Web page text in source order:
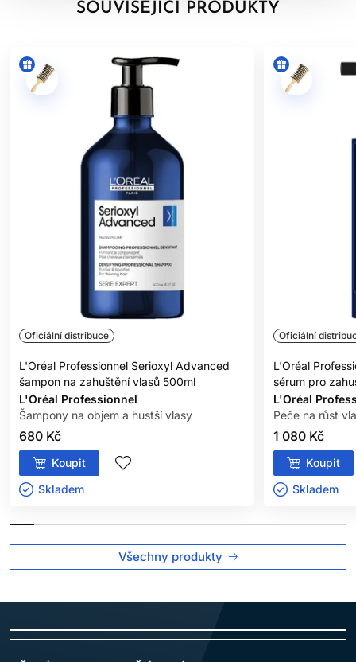
SOUVISEJÍCÍ PRODUKTY
Oficiální distribuce
L'Oréal Professionnel Serioxyl Advanced
šampon na zahuštění vlasů 500ml
L'Oréal Professionnel
Šampony na objem a hustší vlasy
680 Kč
Koupit
Skladem ㅤ
Oficiální
L'Oréal
sérum pro
L'Oréal
Péče na růst
1 080 Kč
Koupit
Skladem ㅤ
Všechny produkty